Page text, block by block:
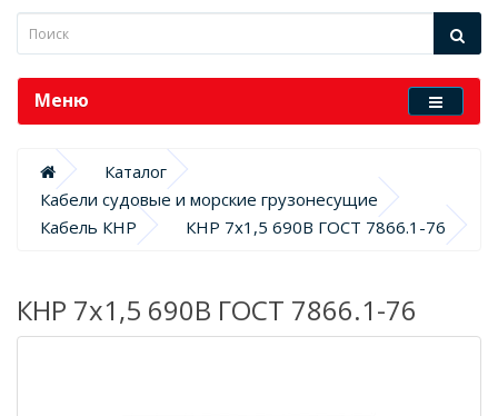
Меню
Каталог
Кабели судовые и морские грузонесущие
Кабель КНР
КНР 7х1,5 690В ГОСТ 7866.1-76
КНР 7х1,5 690В ГОСТ 7866.1-76